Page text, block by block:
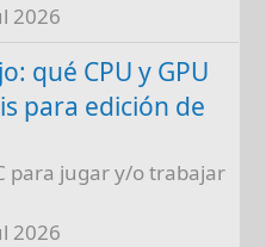
2026
qué CPU y GPU
para edición de
para jugar y/o trabajar
2026